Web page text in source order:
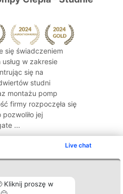
Live chat
Kliknij proszę w
się świadczeniem
w zakresie
się na
studni
montażu pomp
firmy rozpoczęła się
jej
...
Kontakt